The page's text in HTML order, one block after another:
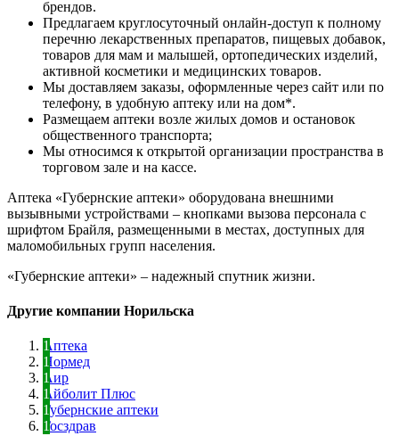
брендов.
Предлагаем круглосуточный онлайн-доступ к полному
перечню лекарственных препаратов, пищевых добавок,
товаров для мам и малышей, ортопедических изделий,
активной косметики и медицинских товаров.
Мы доставляем заказы, оформленные через сайт или по
телефону, в удобную аптеку или на дом*.
Размещаем аптеки возле жилых домов и остановок
общественного транспорта;
Мы относимся к открытой организации пространства в
торговом зале и на кассе.
Аптека «Губернские аптеки» оборудована внешними
вызывными устройствами – кнопками вызова персонала с
шрифтом Брайля, размещенными в местах, доступных для
маломобильных групп населения.
«Губернские аптеки» – надежный спутник жизни.
Другие компании Норильска
Аптека
Нормед
Аир
Айболит Плюс
Губернские аптеки
Госздрав